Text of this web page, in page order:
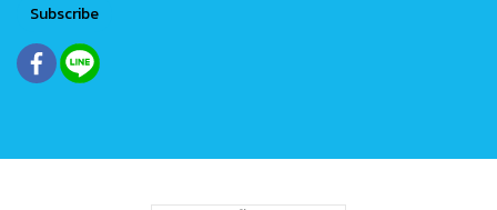
Subscribe